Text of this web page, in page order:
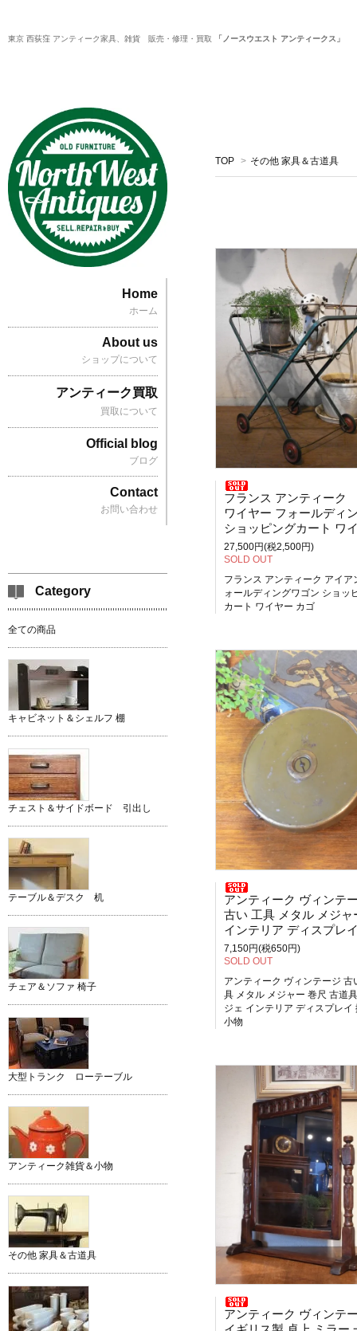
東京 西荻窪 アンティーク家具、雑貨 販売・修理・買取 「ノースウエスト アンティークス」
TOP > その他 家具＆古道具
フランス アンティーク
ワイヤー フォールディングワゴ
ショッピングカート ワイヤー カゴ ガーデ
27,500円(税2,500円)
SOLD OUT
フランス アンティーク アイア
ォールディングワゴン ショッ
カート ワイヤー カゴ
アンティーク ヴィンテ
古い 工具 メタル メジャー 巻尺 古
インテリア ディスプレイ 撮影小
7,150円(税650円)
SOLD OUT
アンティーク ヴィンテージ 古
具 メタル メジャー 巻尺 古道
ジェ インテリア ディスプレイ
小物
アンティーク ヴィンテ
Home
ホーム
About us
ショップについて
アンティーク買取
買取について
Official blog
ブログ
Contact
お問い合わせ
Category
全ての商品
キャビネット＆シェルフ 棚
チェスト＆サイドボード 引出し
テーブル＆デスク 机
チェア＆ソファ 椅子
大型トランク ローテーブル
アンティーク雑貨＆小物
その他 家具＆古道具